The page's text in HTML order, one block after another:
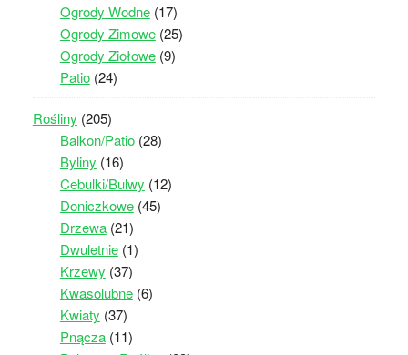
Ogrody Wodne(17)
Ogrody Zimowe(25)
Ogrody Ziołowe(9)
Patio(24)
Rośliny (205)
Balkon/Patio(28)
Byliny (16)
Cebulki/Bulwy (12)
Doniczkowe(45)
Drzewa(21)
Dwuletnie(1)
Krzewy (37)
Kwasolubne(6)
Kwiaty (37)
Pnącza(11)